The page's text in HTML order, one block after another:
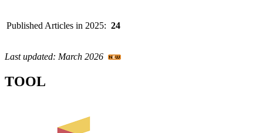
Published Articles in 2025: 24
Last updated: March 2026
TOOL